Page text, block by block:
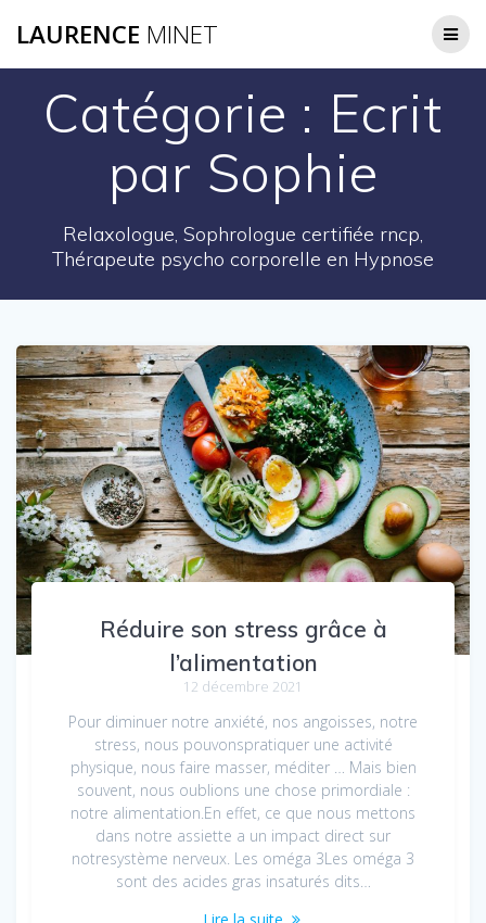
LAURENCE MINET
Catégorie : Ecrit
par Sophie
Relaxologue, Sophrologue certifiée rncp,
Thérapeute psycho corporelle en Hypnose
Réduire son stress grâce à
l’alimentation
12 décembre 2021
Pour diminuer notre anxiété, nos angoisses, notre
stress, nous pouvonspratiquer une activité
physique, nous faire masser, méditer … Mais bien
souvent, nous oublions une chose primordiale :
notre alimentation.En effet, ce que nous mettons
dans notre assiette a un impact direct sur
notresystème nerveux. Les oméga 3Les oméga 3
sont des acides gras insaturés dits…